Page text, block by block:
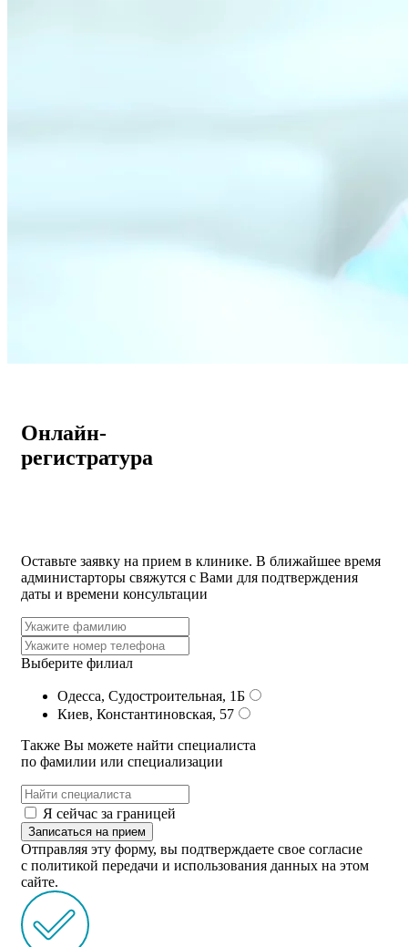
Онлайн-
регистратура
Оставьте заявку на прием в клинике. В ближайшее время
администарторы свяжутся с Вами для подтверждения
даты и времени консультации
Выберите филиал
Одесса, Судостроительная, 1Б
Киев, Константиновская, 57
Также Вы можете найти специалиста
по фамилии или специализации
Я сейчас за границей
Записаться на прием
Отправляя эту форму, вы подтверждаете свое согласие
с политикой передачи и использования данных на этом
сайте.